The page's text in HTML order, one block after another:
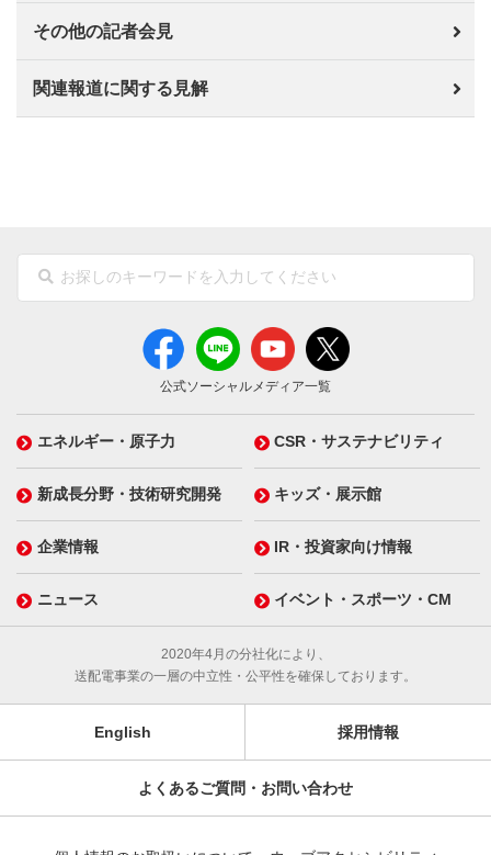
その他の記者会見
関連報道に関する見解
公式ソーシャルメディア一覧
エネルギー・原子力 CSR・サステナビリティ
新成長分野・技術研究開発 キッズ・展示館
企業情報 IR・投資家向け情報
ニュース イベント・スポーツ・CM
2020年4月の分社化により、
送配電事業の一層の中立性・公平性を確保しております。
English 採用情報
よくあるご質問・お問い合わせ